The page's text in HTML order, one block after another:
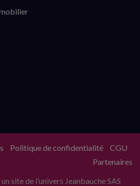
site de l’univers Jeanbauche SAS
Politique de confidentialité
CGU
Partenaires